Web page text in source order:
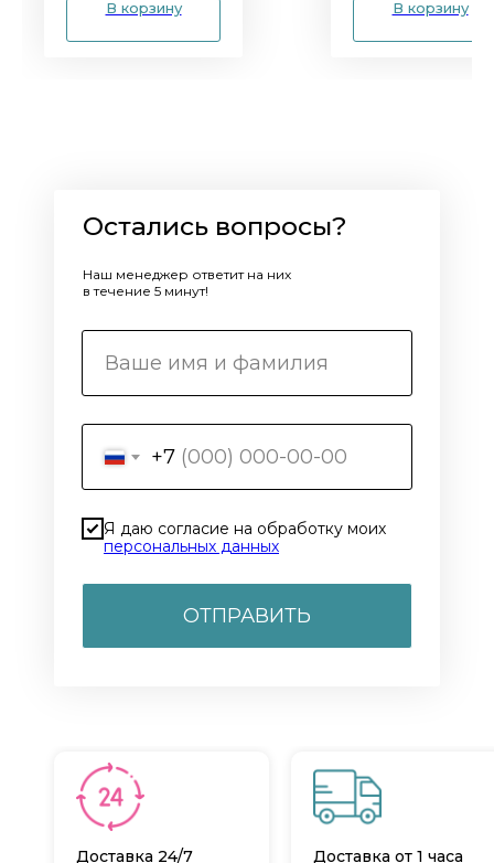
В корзину В корзину
+7
Я даю согласие на обработку моих
персональных данных
ОТПРАВИТЬ
Остались вопросы?
Наш менеджер ответит на них
в течение 5 минут!
Доставка 24/7 Доставка от 1 часа